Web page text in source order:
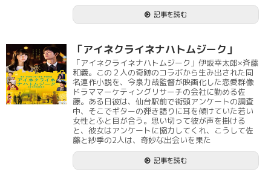
記事を読む
「アイネクライネナハトムジーク」
「アイネクライネナハトムジーク」伊坂幸太郎×斉藤
和義。この２人の奇跡のコラボから生み出された同
名連作小説を、今泉力哉監督が映画化した恋愛群像
ドラママーケティングリサーチの会社に勤める佐
藤。ある日彼は、仙台駅前で街頭アンケートの調査
中、そこでギターの弾き語りに耳を傾けていた若い
女性とふと目が合う。思い切って彼が声を掛ける
と、彼女はアンケートに協力してくれ、こうして佐
藤と紗季の2人は、奇妙な出会いを果た
記事を読む